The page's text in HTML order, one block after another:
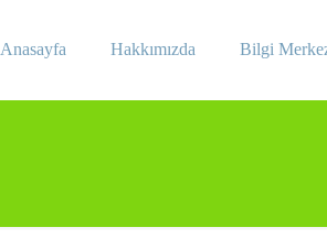
Anasayfa Hakkımızda Bilgi